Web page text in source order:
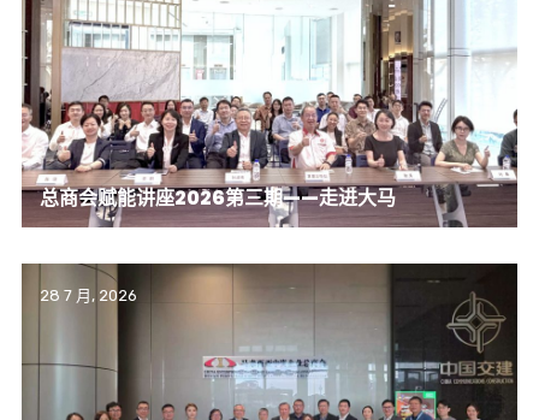
总商会赋能讲座2026第三期——走进大马
28 7 月, 2026